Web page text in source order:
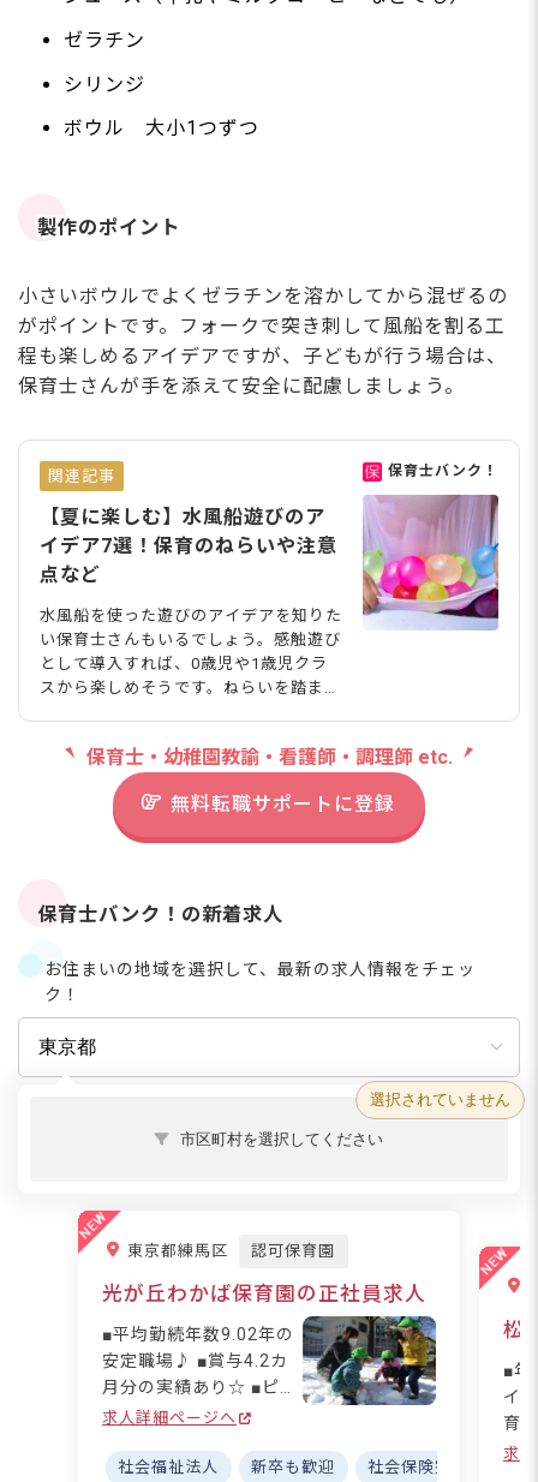
ゼラチン
シリンジ
ボウル 大小1つずつ
製作のポイント
小さいボウルでよくゼラチンを溶かしてから混ぜるの
がポイントです。フォークで突き刺して風船を割る工
程も楽しめるアイデアですが、子どもが行う場合は、
保育士さんが手を添えて安全に配慮しましょう。
関連記事
【夏に楽しむ】水風船遊びのア
イデア7選！保育のねらいや注意
点など
水風船を使った遊びのアイデアを知りた
い保育士さんもいるでしょう。感触遊び
として導入すれば、0歳児や1歳児クラ
スから楽しめそうです。ねらいを踏ま
は、保育園で使える水遊びのアイデア
や、保育に取り入れるときの注意点を紹
介します。 APChanel/shutterstock.co
保育士バンク！
保育士・幼稚園教諭・看護師・調理師 etc.
無料転職サポートに登録
保育士バンク！の新着求人
お住まいの地域を選択して、最新の求人情報をチェッ
ク！
選択されていません
市区町村を選択してください
東京都練馬区 認可保育園
光が丘わかば保育園の正社員求人
■平均勤続年数9.02年の
安定職場♪ ■賞与4.2カ
月分の実績あり☆ ■ピア
ノが苦手でも大丈夫！試
37時間でプライベート
求人詳細ページへ
社会福祉法人 新卒も歓迎 社会保険完備 寮
松
■年
イ
育
テ
求